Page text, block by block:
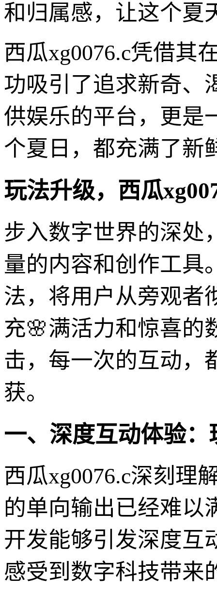
和归属感，让这个夏
西瓜xg0076.c凭借其
功吸引了追求新奇、
供娱乐的平台，更是
个夏日，都充满了新
玩法升级，西瓜
步入数字世界的深处
量的内容和创作工具
法，将用户从旁观者
充🌸满活力和惊喜的
击，每一次的互动，
获。
一、深度互动体验
西瓜xg0076.c深刻理
的单向输出已经难以
开发能够引发深度互
感受到数字科技带来